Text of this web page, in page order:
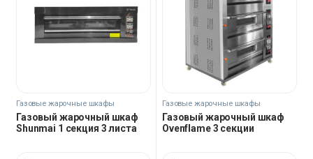
Газовые жарочные шкафы
Газовый жарочный шкаф
Shunmai 1 секция 3 листа
Газовые жарочные шкафы
Газовый жарочный шкаф
Ovenflame 3 секции